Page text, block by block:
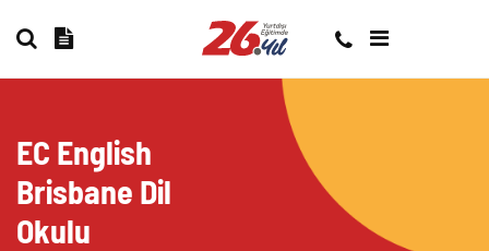
EC English
Brisbane Dil
Okulu